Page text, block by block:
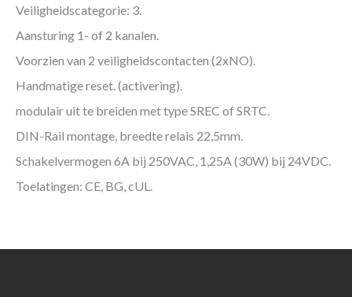
Veiligheidscategorie: 3.
Aansturing 1- of 2 kanalen.
Voorzien van 2 veiligheidscontacten (2xNO).
Handmatige reset. (activering).
modulair uit te breiden met type SREC of SRTC.
DIN-Rail montage, breedte relais 22,5mm.
Schakelvermogen 6A bij 250VAC, 1,25A (30W) bij 24VDC.
Toelatingen: CE, BG, cUL.